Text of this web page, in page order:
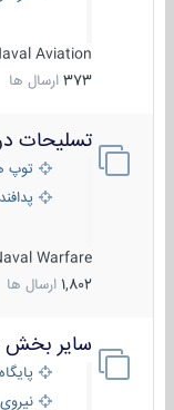
Naval Aviation
373 ارسال ها
تسلیحات
توپ
Naval Warfare
1,802 ارسال ها
سایر بخش
نیروی